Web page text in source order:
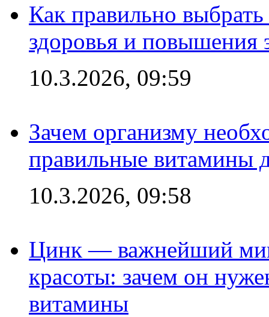
Как правильно
здоровья и повышения
10.3.2026, 09:59
Зачем организму
правильные витамины
10.3.2026, 09:58
Цинк — важнейший
красоты: зачем он
витамины